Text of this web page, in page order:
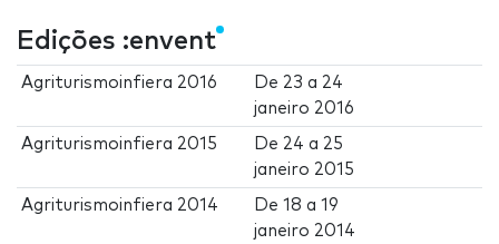
Edições :envent
Agriturismoinfiera 2016 De 23 a 24
janeiro 2016
Agriturismoinfiera 2015 De 24 a 25
janeiro 2015
Agriturismoinfiera 2014 De18 a19
janeiro 2014